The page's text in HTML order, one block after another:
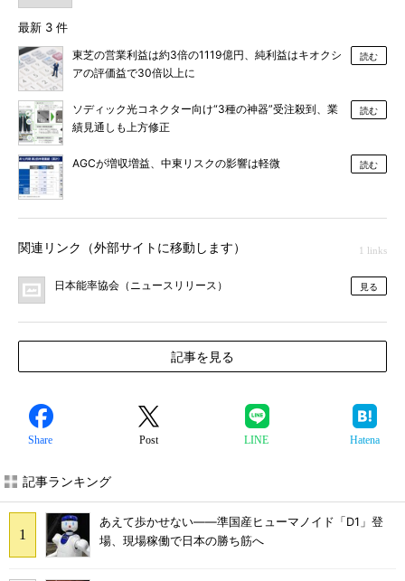
最新 3 件
東芝の営業利益は約3倍の1119億円、純利益はキオクシ
アの評価益で30倍以上に
読む
ソディック光コネクター向け“3種の神器”受注殺到、業
績見通しも上方修正
読む
AGCが増収増益、中東リスクの影響は軽微 読む
関連リンク（外部サイトに移動します） 1 links
日本能率協会（ニュースリリース） 見る
記事を見る
Share Post LINE Hatena
記事ランキング
あえて歩かせない――準国産ヒューマノイド「D1」登
場、現場稼働で日本の勝ち筋へ